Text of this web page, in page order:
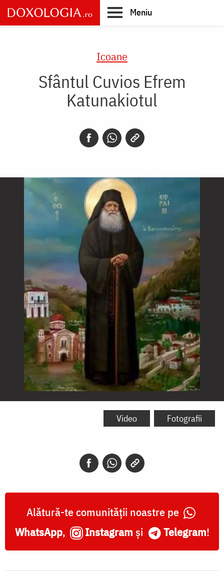
Skip
to
main
Meniu
Icoane
Sfântul Cuvios Efrem
Katunakiotul
Sfântul
Video Fotografii
Alătură-te comunității noastre pe
WhatsApp, Instagram și Telegram!